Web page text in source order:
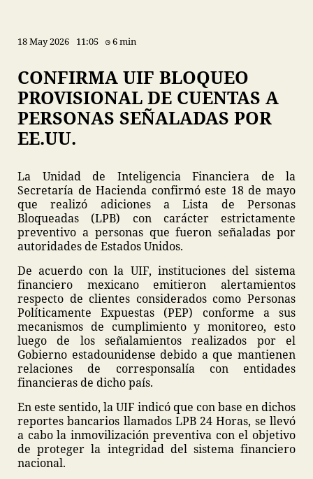
18 May 2026 11:05 6 min
CONFIRMA UIF BLOQUEO
PROVISIONAL DE CUENTAS A
PERSONAS SEÑALADAS POR
EE.UU.
La Unidad de Inteligencia Financiera de la
Secretaría de Hacienda confirmó este 18 de mayo
que realizó adiciones a Lista de Personas
Bloqueadas (LPB) con carácter estrictamente
preventivo a personas que fueron señaladas por
autoridades de Estados Unidos.
De acuerdo con la UIF, instituciones del sistema
financiero mexicano emitieron alertamientos
respecto de clientes considerados como Personas
Políticamente Expuestas (PEP) conforme a sus
mecanismos de cumplimiento y monitoreo, esto
luego de los señalamientos realizados por el
Gobierno estadounidense debido a que mantienen
relaciones de corresponsalía con entidades
financieras de dicho país.
En este sentido, la UIF indicó que con base en dichos
reportes bancarios llamados LPB 24 Horas, se llevó
a cabo la inmovilización preventiva con el objetivo
de proteger la integridad del sistema financiero
nacional.